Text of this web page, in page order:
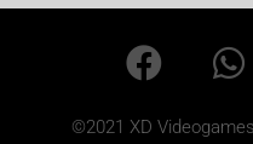
©2021 XD